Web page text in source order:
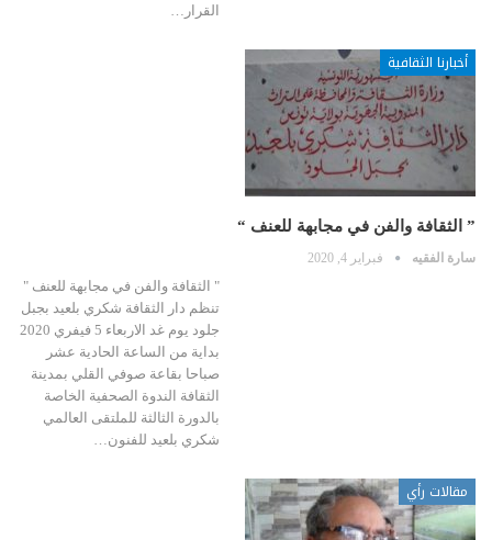
القرار…
أخبارنا الثقافية
” الثقافة والفن في مجابهة للعنف “
سارة الفقيه فبراير 4, 2020
" الثقافة والفن في مجابهة للعنف "
تنظم دار الثقافة شكري بلعيد بجبل
جلود يوم غد الاربعاء 5 فيفري 2020
بداية من الساعة الحادية عشر
صباحا بقاعة صوفي القلي بمدينة
الثقافة الندوة الصحفية الخاصة
بالدورة الثالثة للملتقى العالمي
شكري بلعيد للفنون…
مقالات رأي